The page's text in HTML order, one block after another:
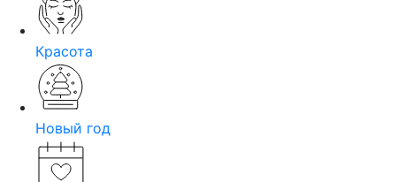
Красота
Новый год